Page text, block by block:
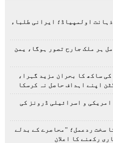
ذہانت اولمپیاڈ؛ ایرانی طلباء
ہر ملک جارح تصور ہوگا، یمن
ساکھ کا بحران مزید گہرا،
اپنے اہداف حاصل نہ کرسکا
و اسرائیلی ڈرونز کی
سخت ردعمل؛ "محاصرے کے بدلے
رکھنے کا اعلان